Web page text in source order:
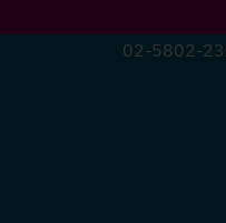
02-5802-